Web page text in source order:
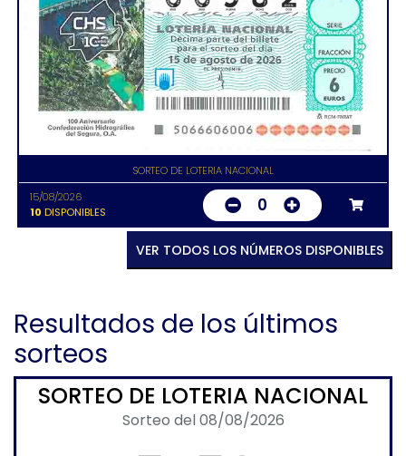
SORTEO DE LOTERIA NACIONAL
15/08/2026
10 DISPONIBLES 0
VER TODOS LOS NÚMEROS DISPONIBLES
Resultados de los últimos
sorteos
SORTEO DE LOTERIA NACIONAL
Sorteo del 08/08/2026